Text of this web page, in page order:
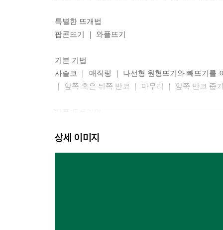
특별한 뜨개법
팝콘뜨기 ｜ 와플뜨기
기본 기법
사슬코 ｜ 매직링 ｜ 나선형 원형뜨기와 빼뜨기를
｜ 앞쪽 혹은 뒤쪽 반코 ｜ 마무리 ｜ 앞쪽 반코
작품 튜토리얼
과일
상세 이미지